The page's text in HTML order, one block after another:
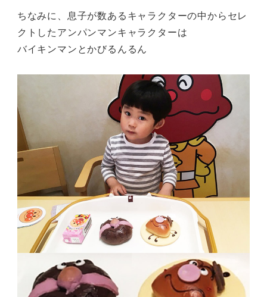
ちなみに、息子が数あるキャラクターの中からセレ
クトしたアンパンマンキャラクターは
バイキンマンとかびるんるん